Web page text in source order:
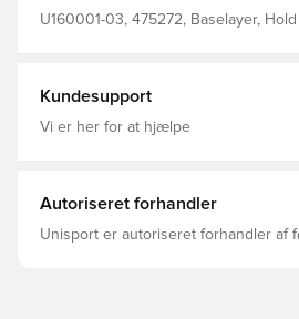
U160001-03, 475272, Baselayer, Hold
Kundesupport
Vi er her for at hjælpe
Autoriseret forhandler
Unisport er autoriseret forhandler af